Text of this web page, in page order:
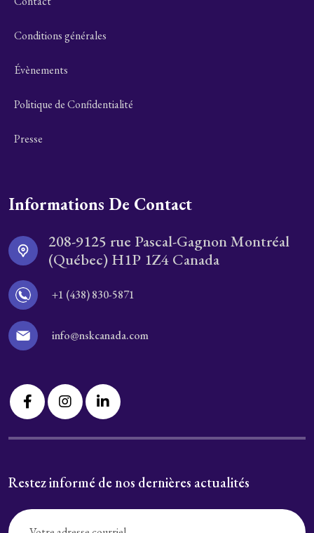
Conditions générales
Évènements
Politique de Confidentialité
Presse
Informations De Contact
208-9125 rue Pascal-Gagnon Montréal
(Québec) H1P 1Z4 Canada
+1 (438) 830-5871
info@nskcanada.com
Restez informé de nos dernières actualités